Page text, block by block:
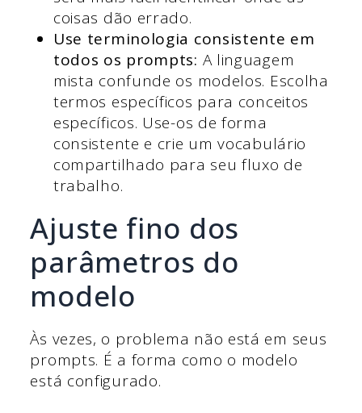
coisas dão errado.
Use terminologia consistente em
todos os prompts: A linguagem
mista confunde os modelos. Escolha
termos específicos para conceitos
específicos. Use-os de forma
consistente e crie um vocabulário
compartilhado para seu fluxo de
trabalho.
Ajuste fino dos
parâmetros do
modelo
Às vezes, o problema não está em seus
prompts. É a forma como o modelo
está configurado.